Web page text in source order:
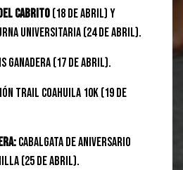
Cabrito(18 de abril) y
Universitaria (24 de abril).
Ganadera (17 de abril).
Trail Coahuila 10K (19 de
Cabalgata de aniversario
(25 de abril).